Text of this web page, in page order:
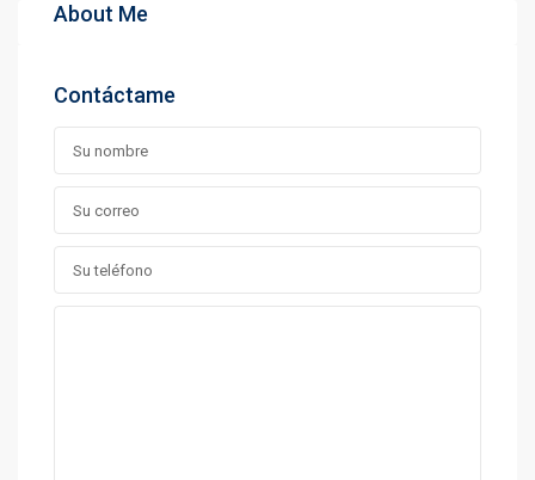
About Me
Contáctame